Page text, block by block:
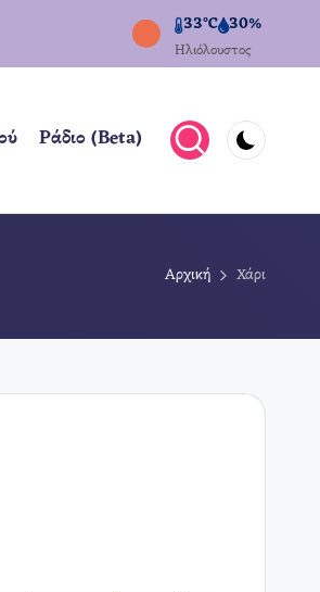
33°C 30%
Ηλιόλουστος
Ράδιο (Beta)
Αρχική Χάρι